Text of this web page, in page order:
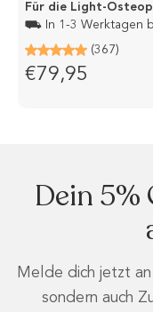
Für die Light-
⛟ In 1-3 Werktagen
(367)
€79,95
Dein
Melde dich jetzt
sondern auch